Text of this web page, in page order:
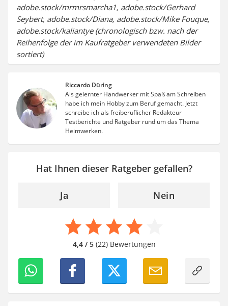
adobe.stock/mrmrsmarcha1, adobe.stock/Gerhard
Seybert, adobe.stock/Diana, adobe.stock/Mike Fouque,
adobe.stock/kaliantye (chronologisch bzw. nach der
Reihenfolge der im Kaufratgeber verwendeten Bilder
sortiert)
Riccardo Düring
Als gelernter Handwerker mit Spaß am Schreiben
habe ich mein Hobby zum Beruf gemacht. Jetzt
schreibe ich als freiberuflicher Redakteur
Testberichte und Ratgeber rund um das Thema
Heimwerken.
Hat Ihnen dieser Ratgeber gefallen?
Ja Nein
4,4 / 5(22) Bewertungen